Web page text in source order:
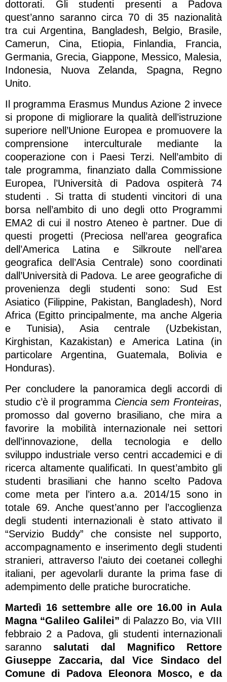
dottorati. Gli studenti presenti a Padova
quest’anno saranno circa 70 di 35 nazionalità
tra cui Argentina, Bangladesh, Belgio, Brasile,
Camerun, Cina, Etiopia, Finlandia, Francia,
Germania, Grecia, Giappone, Messico, Malesia,
Indonesia, Nuova Zelanda, Spagna, Regno
Unito.
Il programma Erasmus Mundus Azione 2 invece
si propone di migliorare la qualità dell’istruzione
superiore nell’Unione Europea e promuovere la
comprensione interculturale mediante la
cooperazione con i Paesi Terzi. Nell’ambito di
tale programma, finanziato dalla Commissione
Europea, l’Università di Padova ospiterà 74
studenti . Si tratta di studenti vincitori di una
borsa nell’ambito di uno degli otto Programmi
EMA2 di cui il nostro Ateneo è partner. Due di
questi progetti (Preciosa nell’area geografica
dell’America Latina e Silkroute nell’area
geografica dell’Asia Centrale) sono coordinati
dall’Università di Padova. Le aree geografiche di
provenienza degli studenti sono: Sud Est
Asiatico (Filippine, Pakistan, Bangladesh), Nord
Africa (Egitto principalmente, ma anche Algeria
e Tunisia), Asia centrale (Uzbekistan,
Kirghistan, Kazakistan) e America Latina (in
particolare Argentina, Guatemala, Bolivia e
Honduras).
Per concludere la panoramica degli accordi di
studio c’è il programma Ciencia sem Fronteiras,
promosso dal governo brasiliano, che mira a
favorire la mobilità internazionale nei settori
dell’innovazione, della tecnologia e dello
sviluppo industriale verso centri accademici e di
ricerca altamente qualificati. In quest’ambito gli
studenti brasiliani che hanno scelto Padova
come meta per l’intero a.a. 2014/15 sono in
totale 69. Anche quest’anno per l’accoglienza
degli studenti internazionali è stato attivato il
“Servizio Buddy” che consiste nel supporto,
accompagnamento e inserimento degli studenti
stranieri, attraverso l’aiuto dei coetanei colleghi
italiani, per agevolarli durante la prima fase di
adempimento delle pratiche burocratiche.
Martedì 16 settembre alle ore 16.00 in Aula
Magna “Galileo Galilei” di Palazzo Bo, via VIII
febbraio 2 a Padova, gli studenti internazionali
saranno salutati dal Magnifico Rettore
Giuseppe Zaccaria, dal Vice Sindaco del
Comune di Padova Eleonora Mosco, e da